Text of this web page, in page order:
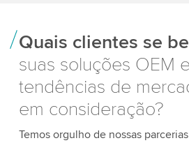
Quais clientes se
suas soluções OEM
tendências de
em consideração?
Temos orgulho de nossas